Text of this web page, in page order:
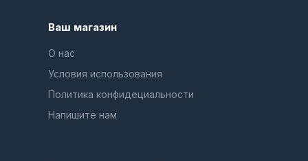
Ваш магазин
О нас
Условия использования
Политика конфидециальности
Напишите нам